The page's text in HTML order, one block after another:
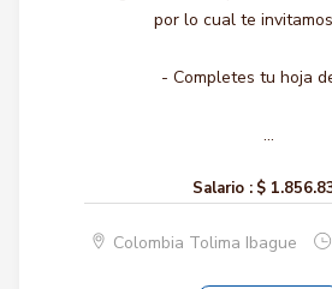
por lo cual te
- Completes tu hoja
...
Salario : $
Colombia Tolima Ibague